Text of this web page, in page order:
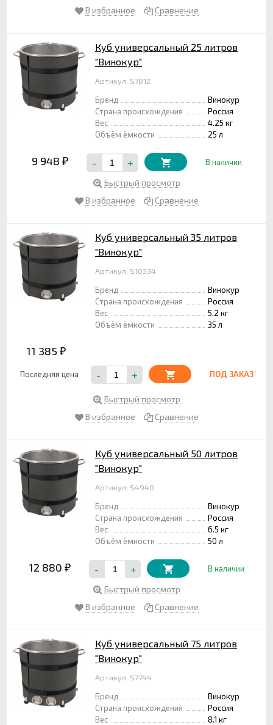
В избранное Сравнение
Куб универсальный 25 литров
"Винокур"
Артикул: S7812
Бренд
Винокур
Страна происхождения
Россия
Вес
4.25 кг
Объём ёмкости
25 л
9 948 ₽ - + В наличии
Быстрый просмотр
В избранное
Сравнение
Куб универсальный 35 литров
"Винокур"
Артикул: S10334
Бренд
Винокур
Страна происхождения
Россия
Вес
5.2 кг
Объём ёмкости
35 л
11 385 ₽
Последняя цена - + ПОД ЗАКАЗ
Быстрый просмотр
В избранное
Сравнение
Куб универсальный 50 литров
"Винокур"
Артикул: S4940
Бренд
Винокур
Страна происхождения
Россия
Вес
6.5 кг
Объём ёмкости
50 л
12 880 ₽ - + В наличии
Быстрый просмотр
В избранное
Сравнение
Куб универсальный 75 литров
"Винокур"
Артикул: S7744
Бренд
Винокур
Страна происхождения
Россия
Вес
8.1 кг